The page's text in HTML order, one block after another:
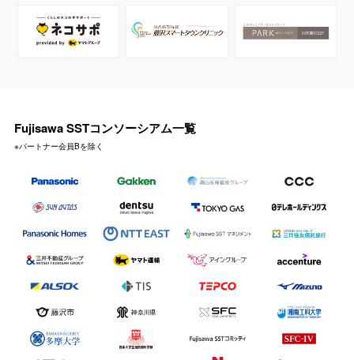
Fujisawa SSTコンソーシアム一覧
※パートナー会員Bを除く